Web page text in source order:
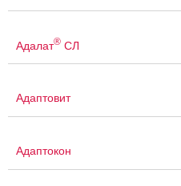
Адалат® СЛ
Адаптовит
Адаптокон